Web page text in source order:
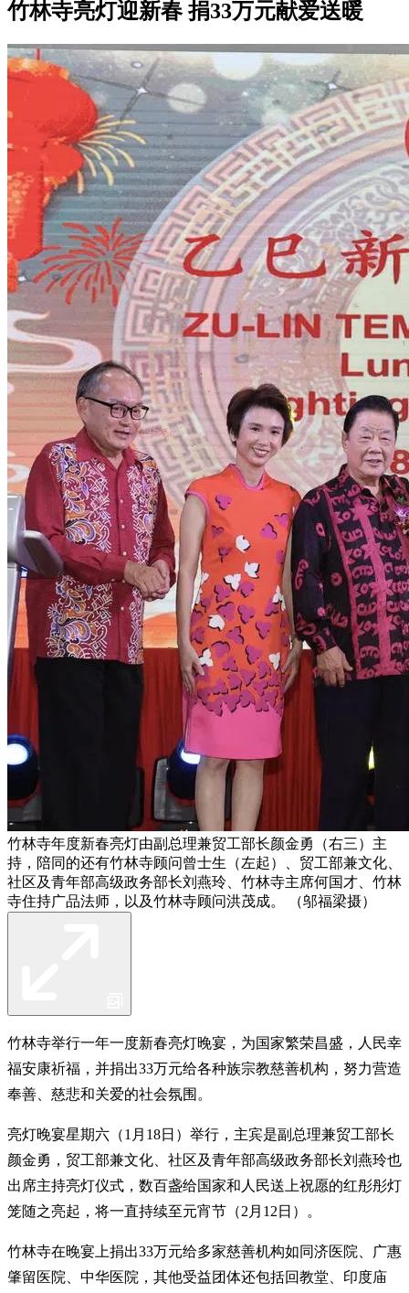
竹林寺亮灯迎新春 捐33万元献爱送暖
竹林寺年度新春亮灯由副总理兼贸工部长颜金勇（右三）主
持，陪同的还有竹林寺顾问曾士生（左起）、贸工部兼文化、
社区及青年部高级政务部长刘燕玲、竹林寺主席何国才、竹林
寺住持广品法师，以及竹林寺顾问洪茂成。 （邬福梁摄）
竹林寺举行一年一度新春亮灯晚宴，为国家繁荣昌盛，人民幸
福安康祈福，并捐出33万元给各种族宗教慈善机构，努力营造
奉善、慈悲和关爱的社会氛围。
亮灯晚宴星期六（1月18日）举行，主宾是副总理兼贸工部长
颜金勇，贸工部兼文化、社区及青年部高级政务部长刘燕玲也
出席主持亮灯仪式，数百盏给国家和人民送上祝愿的红彤彤灯
笼随之亮起，将一直持续至元宵节（2月12日）。
竹林寺在晚宴上捐出33万元给多家慈善机构如同济医院、广惠
肇留医院、中华医院，其他受益团体还包括回教堂、印度庙